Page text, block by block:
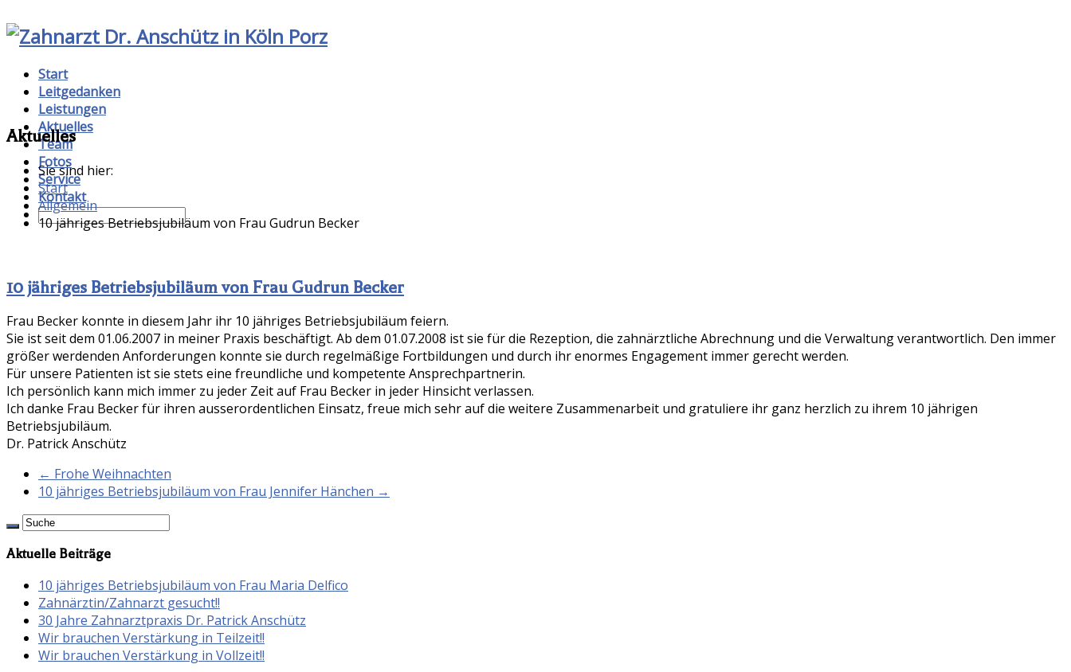
Start
Leitgedanken
Leistungen
Aktuelles
Team
Fotos
Service
Kontakt
Aktuelles
Sie sind hier:
Start
Allgemein
10 jähriges Betriebsjubiläum von Frau Gudrun Becker
10 jähriges Betriebsjubiläum von Frau Gudrun Becker
Frau Becker konnte in diesem Jahr ihr 10 jähriges Betriebsjubiläum feiern.
Sie ist seit dem 01.06.2007 in meiner Praxis beschäftigt. Ab dem 01.07.2008 ist sie für die Rezeption, die zahnärztliche Abrechnung und die Verwaltung verantwortlich. Den immer
größer werdenden Anforderungen konnte sie durch regelmäßige Fortbildungen und durch ihr enormes Engagement immer gerecht werden.
Für unsere Patienten ist sie stets eine freundliche und kompetente Ansprechpartnerin.
Ich persönlich kann mich immer zu jeder Zeit auf Frau Becker in jeder Hinsicht verlassen.
Ich danke Frau Becker für ihren ausserordentlichen Einsatz, freue mich sehr auf die weitere Zusammenarbeit und gratuliere ihr ganz herzlich zu ihrem 10 jährigen
Betriebsjubiläum.
Dr. Patrick Anschütz
← Frohe Weihnachten
10 jähriges Betriebsjubiläum von Frau Jennifer Hänchen →
Aktuelle Beiträge
10 jähriges Betriebsjubiläum von Frau Maria Delfico
Zahnärztin/Zahnarzt gesucht!!
30 Jahre Zahnarztpraxis Dr. Patrick Anschütz
Wir brauchen Verstärkung in Teilzeit!!
Wir brauchen Verstärkung in Vollzeit!!